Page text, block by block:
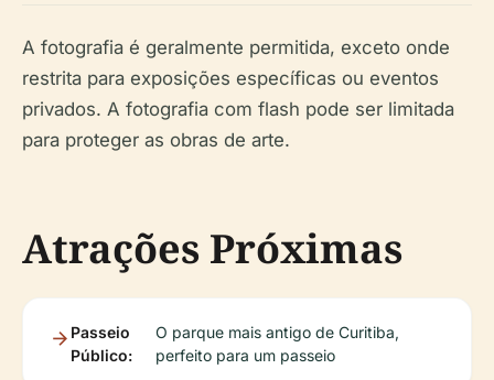
A fotografia é geralmente permitida, exceto onde
restrita para exposições específicas ou eventos
privados. A fotografia com flash pode ser limitada
para proteger as obras de arte.
Atrações Próximas
Passeio
Público:
O parque mais antigo de Curitiba,
perfeito para um passeio